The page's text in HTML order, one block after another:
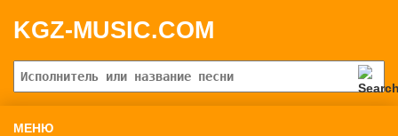
KGZ-MUSIC.COM
МЕНЮ